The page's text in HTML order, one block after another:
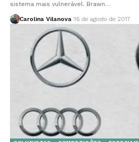
sistema mais vulnerável. Brawn…
Carolina Vilanova 16 de agosto de 2017